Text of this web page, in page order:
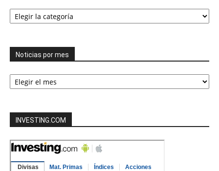
Todas
las
Noticias por mes
Noticias
por
INVESTING.COM